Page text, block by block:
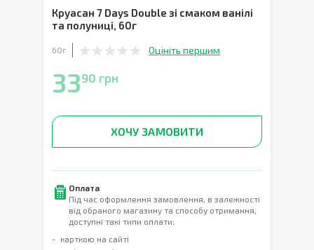
Круасан 7 Days Double зі смаком ванілі
та полуниці, 60г
60г Оцініть першим
3390 грн
ХОЧУ ЗАМОВИТИ
Оплата
Під час оформлення замовлення, в залежності
від обраного магазину та способу отримання,
доступні такі типи оплати:
карткою на сайті